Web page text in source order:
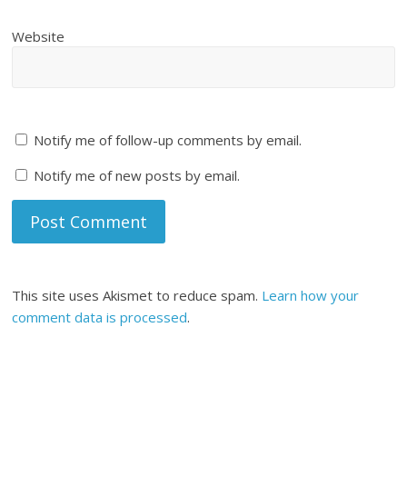
Website
Notify me of follow-up comments by email.
Notify me of new posts by email.
This site uses Akismet to reduce spam. Learn how your
comment data is processed.